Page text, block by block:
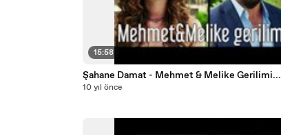
15:58
Şahane Damat - Mehmet & Melike Gerilimi...
10 yıl önce